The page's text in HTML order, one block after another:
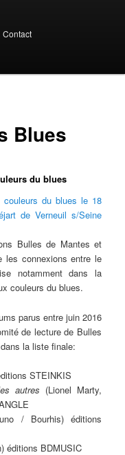
Contact
Blues
du blues
Bulles de Mantes et
les connexions entre le
notamment dans la
couleurs du blues.
parus entre juin 2016
de lecture de Bulles
la liste finale:
STEINKIS
autres (Lionel Marty,
/ Bourhis) éditions
éditions BDMUSIC